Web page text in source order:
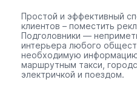
Простой и эффективный
клиентов – поместить
Подголовники —
интерьера любого
необходимую информацию
маршрутным такси,
электричкой и поездом.